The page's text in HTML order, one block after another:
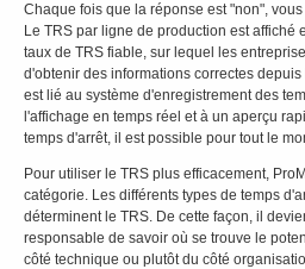
Chaque fois que la réponse est "non",
Le TRS par ligne de production est affiché
taux de TRS fiable, sur lequel les
d'obtenir des informations correctes
est lié au système d'enregistrement des
l'affichage en temps réel et à un aperçu
temps d'arrêt, il est possible pour tout le
Pour utiliser le TRS plus efficacement,
catégorie. Les différents types de temps
déterminent le TRS. De cette façon, il
responsable de savoir où se trouve le
côté technique ou plutôt du côté